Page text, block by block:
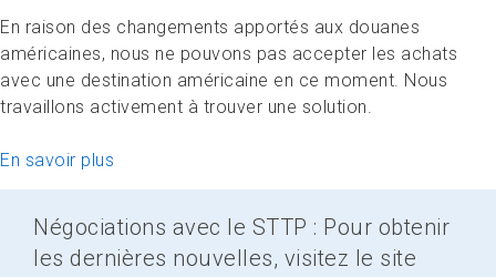
En raison des changements apportés aux douanes
américaines, nous ne pouvons pas accepter les achats
avec une destination américaine en ce moment. Nous
travaillons activement à trouver une solution.
En savoir plus
Négociations avec le STTP : Pour obtenir
les dernières nouvelles, visitez le site